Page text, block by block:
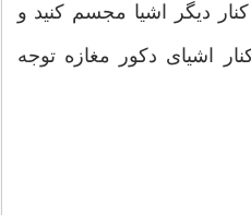
دیگر اشیا مجسم کنید و
اشیای دکور مغازه توجه